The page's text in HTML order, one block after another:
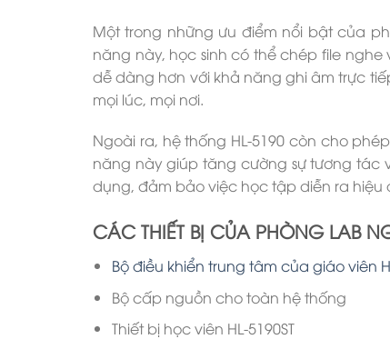
Một trong những ưu điểm nổi bật của
năng này, học sinh có thể chép file
dễ dàng hơn với khả năng ghi âm trực
mọi lúc, mọi nơi.
Ngoài ra, hệ thống HL-5190 còn cho
năng này giúp tăng cường sự tương tác
dụng, đảm bảo việc học tập diễn ra hiệu
CÁC THIẾT BỊ CỦA PHÒNG LAB
Bộ điều khiển trung tâm của giáo viên
Bộ cấp nguồn cho toàn hệ thống
Thiết bị học viên HL-5190ST